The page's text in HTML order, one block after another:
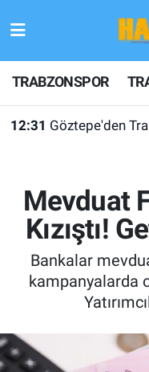
TRABZONSPOR
12:31 Göztepe'den
Mevduat
Kızıştı!
Bankalar
kampanyalarda
TRABZONSPOR
TRABZON
KULİS MEYDANI
1461 TRABZON
FUTBOL
ALT LIGLER
Hava Durumu
Trafik Durumu
Son Dakika
Haber Arşivi